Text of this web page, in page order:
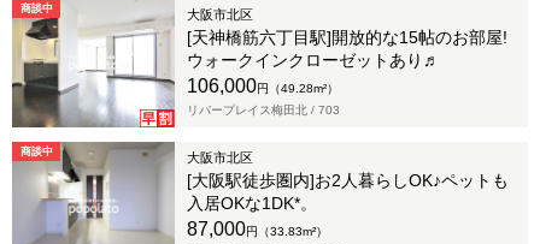
商談中 大阪市北区
[天神橋筋六丁目駅]開放的な15帖のお部屋!
ウォークインクローゼットあり♬
106,000円（49.28m²）
リバープレイス梅田北 / 703
商談中 大阪市北区
[大阪駅徒歩圏内]お2人暮らしOK♪ペットも
入居OKな1DK*。
87,000円（33.83m²）